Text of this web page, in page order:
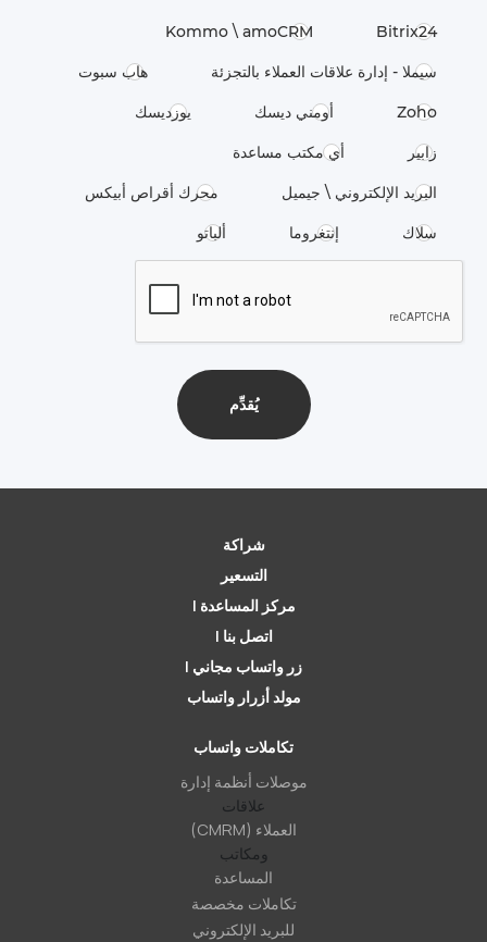
Bitrix24
Kommo \​ amoCRM
سيملا - إدارة علاقات العملاء بالتجزئة هاب سبوت
Zoho أومني ديسك يوزديسك
زابير أي مكتب مساعدة
البريد الإلكتروني \ جيميل محرك أقراص أبيكس
سلاك إنتغروما ألباتو
شراكة
التسعير
مركز المساعدة |
اتصل بنا |
زر واتساب مجاني |
مولد أزرار واتساب
تكاملات واتساب
موصلات أنظمة إدارة
علاقات
العملاء (CMRM)
ومكاتب
المساعدة
تكاملات مخصصة
للبريد الإلكتروني